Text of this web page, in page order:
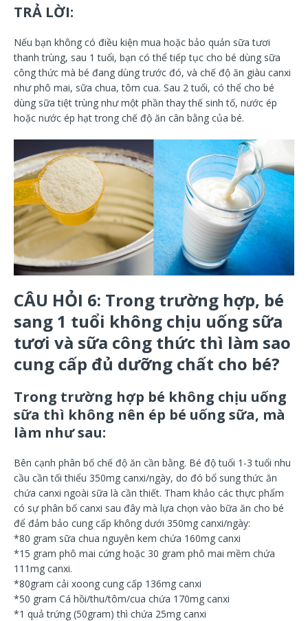
TRẢ LỜI:
Nếu bạn không có điều kiện mua hoặc bảo quản sữa tươi
thanh trùng, sau 1 tuổi, bạn có thể tiếp tục cho bé dùng sữa
công thức mà bé đang dùng trước đó, và chế độ ăn giàu canxi
như phô mai, sữa chua, tôm cua. Sau 2 tuổi, có thể cho bé
dùng sữa tiệt trùng như một phần thay thế sinh tố, nước ép
hoặc nước ép hạt trong chế độ ăn cân bằng của bé.
CÂU HỎI 6: Trong trường hợp, bé
sang 1 tuổi không chịu uống sữa
tươi và sữa công thức thì làm sao
cung cấp đủ dưỡng chất cho bé?
Trong trường hợp bé không chịu uống
sữa thì không nên ép bé uống sữa, mà
làm như sau:
Bên cạnh phân bố chế độ ăn cần bằng. Bé độ tuổi 1-3 tuổi nhu
cầu cần tối thiểu 350mg canxi/ngày, do đó bổ sung thức ăn
chứa canxi ngoài sữa là cần thiết. Tham khảo các thực phẩm
có sự phân bố canxi sau đây mà lựa chọn vào bữa ăn cho bé
để đảm bảo cung cấp không dưới 350mg canxi/ngày:
*80 gram sữa chua nguyên kem chứa 160mg canxi
*15 gram phô mai cứng hoặc 30 gram phô mai mềm chứa
111mg canxi.
*80gram cải xoong cung cấp 136mg canxi
*50 gram Cá hồi/thu/tôm/cua chứa 170mg canxi
*1 quả trứng (50gram) thì chứa 25mg canxi